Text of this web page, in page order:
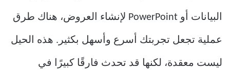
البيانات أو PowerPoint لإنشاء العروض، هناك طرق
عملية تجعل تجربتك أسرع وأسهل بكثير. هذه الحيل
ليست معقدة، لكنها قد تحدث فارقًا كبيرًا في